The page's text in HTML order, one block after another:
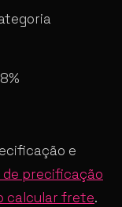
e
precificação
calcular frete.